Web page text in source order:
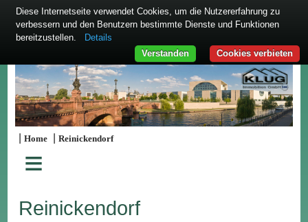
|Home |Reinickendorf
≡
Reinickendorf
Diese Internetseite verwendet Cookies, um die Nutzererfahrung zu
verbessern und den Benutzern bestimmte Dienste und Funktionen
bereitzustellen.
Details
Cookies verbieten
Verstanden